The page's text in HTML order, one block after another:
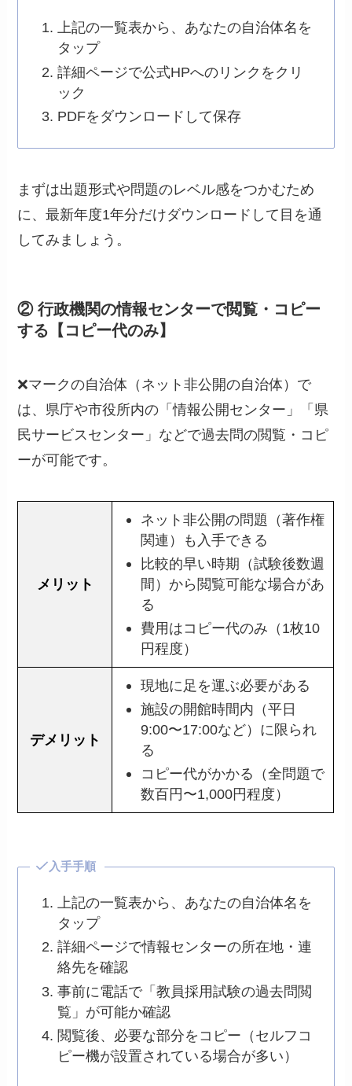
上記の一覧表から、あなたの自治体名を
タップ
詳細ページで公式HPへのリンクをクリ
ック
PDFをダウンロードして保存
まずは出題形式や問題のレベル感をつかむため
に、最新年度1年分だけダウンロードして目を通
してみましょう。
② 行政機関の情報センターで閲覧・コピー
する【コピー代のみ】
❌マークの自治体（ネット非公開の自治体）で
は、県庁や市役所内の「情報公開センター」「県
民サービスセンター」などで過去問の閲覧・コピ
ーが可能です。
メリット
ネット非公開の問題（著作権
関連）も入手できる
比較的早い時期（試験後数週
間）から閲覧可能な場合があ
る
費用はコピー代のみ（1枚10
円程度）
デメリット
現地に足を運ぶ必要がある
施設の開館時間内（平日
9:00〜17:00など）に限られ
る
コピー代がかかる（全問題で
数百円〜1,000円程度）
入手手順
上記の一覧表から、あなたの自治体名を
タップ
詳細ページで情報センターの所在地・連
絡先を確認
事前に電話で「教員採用試験の過去問閲
覧」が可能か確認
閲覧後、必要な部分をコピー（セルフコ
ピー機が設置されている場合が多い）